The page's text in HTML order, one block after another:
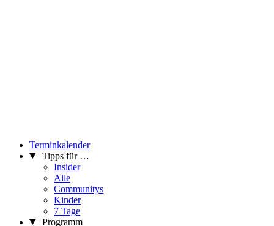
Terminkalender
Tipps für …
Insider
Alle
Communitys
Kinder
7 Tage
Programm